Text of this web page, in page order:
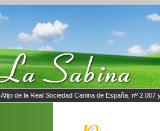
Afijo de la Real Sociedad Canina de España, nº